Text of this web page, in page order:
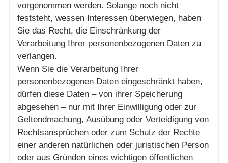
vorgenommen werden. Solange noch nicht
feststeht, wessen Interessen überwiegen, haben
Sie das Recht, die Einschränkung der
Verarbeitung Ihrer personenbezogenen Daten zu
verlangen.
Wenn Sie die Verarbeitung Ihrer
personenbezogenen Daten eingeschränkt haben,
dürfen diese Daten – von ihrer Speicherung
abgesehen – nur mit Ihrer Einwilligung oder zur
Geltendmachung, Ausübung oder Verteidigung von
Rechtsansprüchen oder zum Schutz der Rechte
einer anderen natürlichen oder juristischen Person
oder aus Gründen eines wichtigen öffentlichen